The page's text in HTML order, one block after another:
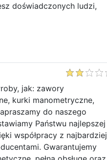
doświadczonych ludzi,
jak: zawory
kurki manometryczne,
do naszego
Państwu najlepszej
współpracy z najbardziej
Gwarantujemy